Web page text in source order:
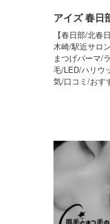
アイズ 春日
【春日部/北春
木崎/駅近サロ
まつげパーマ/
毛/LED/ハリウ
気/口コミ/おす